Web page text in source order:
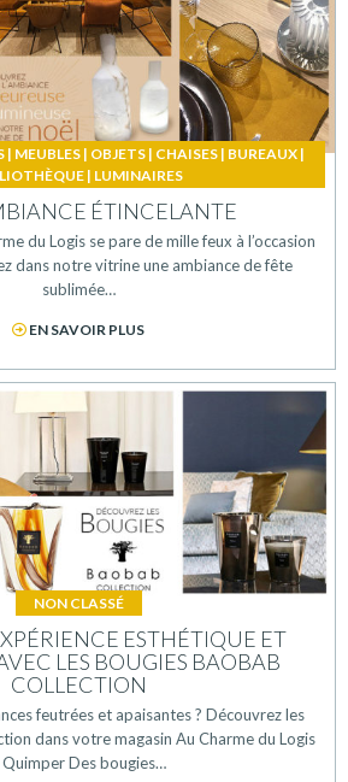
| MEUBLES| OBJETS| CHAISES| BUREAUX|
| LUMINAIRES
ÉTINCELANTE
du Logis se pare de mille feux à l’occasion
dans notre vitrine une ambiance de fête
sublimée…
EN SAVOIR PLUS
NON CLASSÉ
ESTHÉTIQUE ET
LES BOUGIES BAOBAB
COLLECTION
feutrées et apaisantes ? Découvrez les
dans votre magasin Au Charme du Logis
Quimper Des bougies…